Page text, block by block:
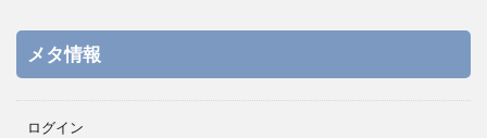
メタ情報
ログイン